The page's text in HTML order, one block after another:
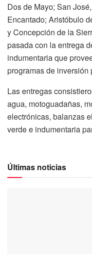
Dos de Mayo; San
Encantado; Aristóbulo
y Concepción de la
pasada con la entrega
indumentaria que
programas de
Las entregas
agua, motoguadañas,
electrónicas, balanzas
verde e indumentaria
Últimas noticias